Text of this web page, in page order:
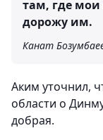
там, где мои
дорожу им.
Канат
Аким уточнил,
области о
добрая.